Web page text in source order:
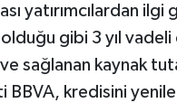
yatırımcılardan ilgi
gibi 3 yıl vadeli
sağlanan kaynak
BBVA, kredisini